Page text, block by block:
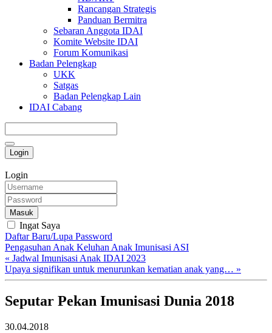
Rancangan Strategis
Panduan Bermitra
Sebaran Anggota IDAI
Komite Website IDAI
Forum Komunikasi
Badan Pelengkap
UKK
Satgas
Badan Pelengkap Lain
IDAI Cabang
Login
Login
Masuk
Ingat Saya
Daftar Baru/Lupa Password
Pengasuhan Anak Keluhan Anak Imunisasi ASI
« Jadwal Imunisasi Anak IDAI 2023
Upaya signifikan untuk menurunkan kematian anak yang… »
Seputar Pekan Imunisasi Dunia 2018
30.04.2018